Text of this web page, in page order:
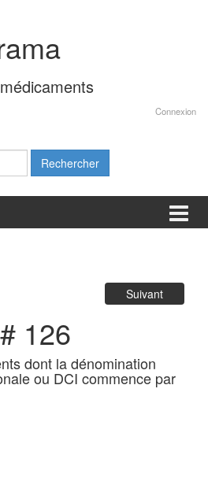
Connexion
Suivant
126
dont la dénomination
ou DCI commence par